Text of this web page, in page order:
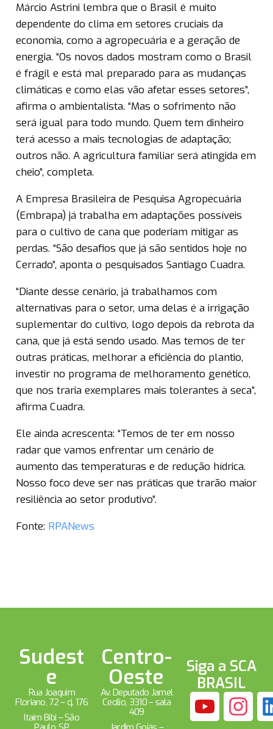
Márcio Astrini lembra que o Brasil é muito
dependente do clima em setores cruciais da
economia, como a agropecuária e a geração de
energia. “Os novos dados mostram como o Brasil
é frágil e está mal preparado para as mudanças
climáticas e como elas vão afetar esses setores”,
afirma o ambientalista. “Mas o sofrimento não
será igual para todo mundo. Quem tem dinheiro
terá acesso a mais tecnologias de adaptação;
outros não. A agricultura familiar será atingida em
cheio”, completa.
A Empresa Brasileira de Pesquisa Agropecuária
(Embrapa) já trabalha em adaptações possíveis
para o cultivo de cana que poderiam mitigar as
perdas. “São desafios que já são sentidos hoje no
Cerrado”, aponta o pesquisados Santiago Cuadra.
“Diante desse cenário, já trabalhamos com
alternativas para o setor, uma delas é a irrigação
suplementar do cultivo, logo depois da rebrota da
cana, que já está sendo usado. Mas temos de ter
outras práticas, melhorar a eficiência do plantio,
investir no programa de melhoramento genético,
que nos traria exemplares mais tolerantes à seca”,
afirma Cuadra.
Ele ainda acrescenta: “Temos de ter em nosso
radar que vamos enfrentar um cenário de
aumento das temperaturas e de redução hídrica.
Nosso foco deve ser nas práticas que trarão maior
resiliência ao setor produtivo”.
Fonte: RPANews
Sudest
e
Rua Joaquim
Floriano, 72 – cj. 176
Itaim Bibi – São
Centro-
Oeste
Av. Deputado Jamel
Cecílio, 3310 – sala
409
Siga a SCA
BRASIL